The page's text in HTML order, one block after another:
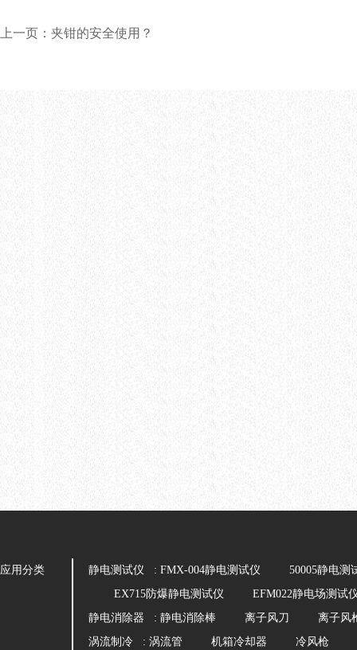
上一页：夹钳的安全使用？
应用分类 静电测试仪 : FMX-004静电测试仪
50005静电测
EX715防爆静电测试仪
EFM022静电场测试
静电消除器 : 静电消除棒 离子风刀
离子风
涡流制冷 : 涡流管 机箱冷却器
冷风枪